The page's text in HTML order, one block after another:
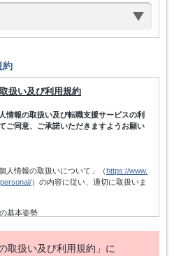
約
扱い及び利用規約
情報の取扱い及び転職支援サービスの利
ご同意、ご承諾いただきますようお願い
人情報の取扱いについて」（ https://www.
）の内容に従い、適切に取扱いま
基本姿勢
たっては、適法かつ公正な手段によって
取扱い及び利用規約」に